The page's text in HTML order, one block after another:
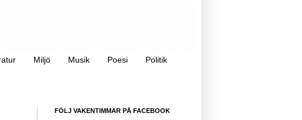
Miljö Musik Poesi Politik
FÖLJ VAKENTIMMAR PÅ FACEBOOK